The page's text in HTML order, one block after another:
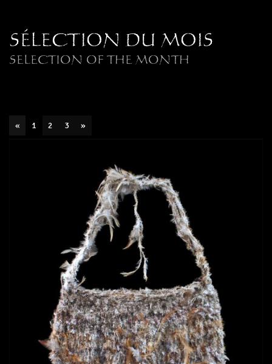
SÉLECTION DU MOIS
SELECTION OF THE MONTH
« 1 2 3 »